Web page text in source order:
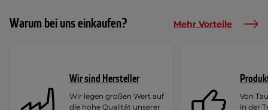
Warum bei uns einkaufen? Mehr Vorteile
Wir sind Hersteller
Wir legen großen Wert auf
die hohe Qualität unserer
Von
in der